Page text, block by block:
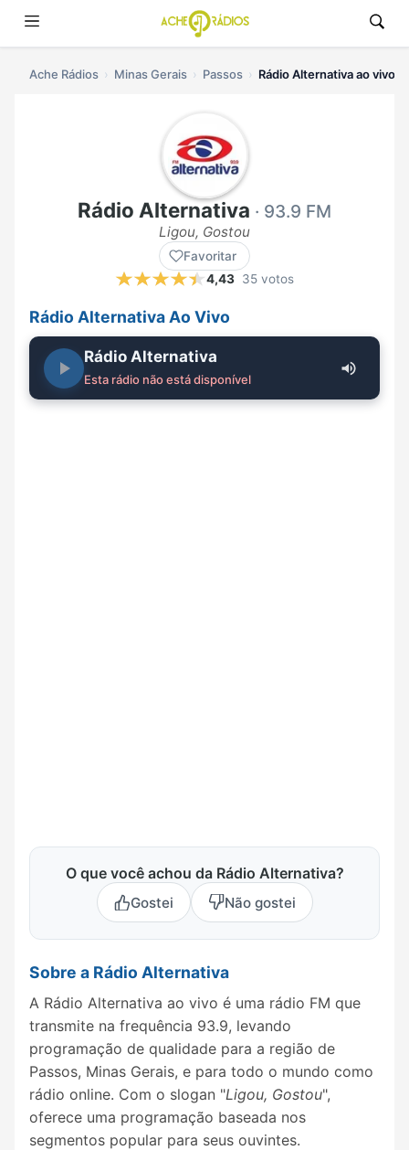
Ache Rádios Minas Gerais Passos Rádio Alternativa ao vivo
Rádio Alternativa · 93.9 FM
Ligou, Gostou
Favoritar
4,43 35 votos
Rádio Alternativa Ao Vivo
Rádio Alternativa
Esta rádio não está disponível
O que você achou da Rádio Alternativa?
Gostei Não gostei
Sobre a Rádio Alternativa
A Rádio Alternativa ao vivo é uma rádio FM que
transmite na frequência 93.9, levando
programação de qualidade para a região de
Passos, Minas Gerais, e para todo o mundo como
rádio online. Com o slogan "Ligou, Gostou",
oferece uma programação baseada nos
segmentos popular para seus ouvintes.